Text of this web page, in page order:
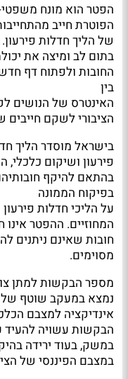
הפטר הוא מונח
הפוטרת חייב
של הליך חדלות
בתום לב ומיצה את
החובות ולפתוח דף
בין
האינטרס של הנושים
הציבורי לשקם
בישראל מוסדר הליך
פירעון ושיקום כלכלי,
בהתאם להיקף
בפיקוח הממונה
על הליכי חדלות
המחוזיים. ההפטר
חובות שאינם ניתנים
מסוימים.
מספר הבקשות למתן
נמצא במעקב שוטף
אינדיקציה למצבם
הבקשות עשויה להעיד
במשק, בעוד ירידה
במצבם הפיננסי של